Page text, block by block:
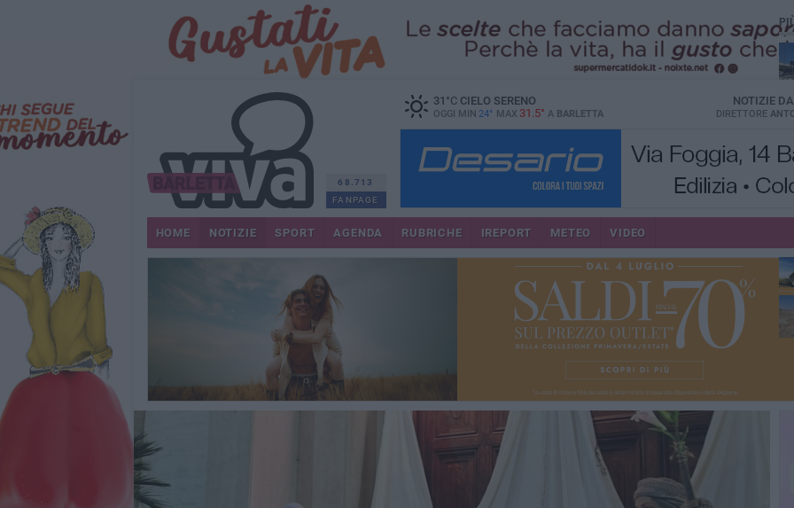
68.713
FANPAGE
31 °CCIELO SERENO
OGGI MIN 24° MAX 31.5° A BARLETTA
NOTIZIE
DIRETTORE
HOME NOTIZIE SPORT AGENDA RUBRICHE IREPORT METEO VIDEO